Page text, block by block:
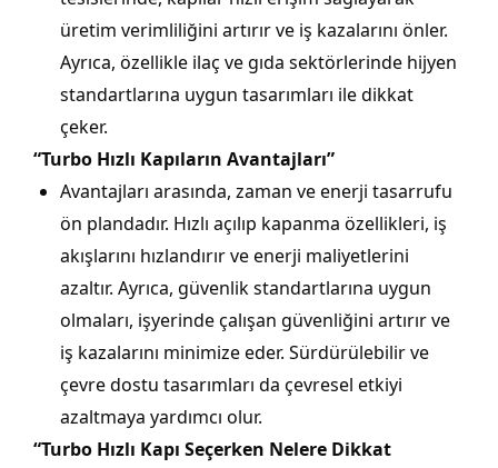
üretim verimliliğini artırır ve iş kazalarını önler.
Ayrıca, özellikle ilaç ve gıda sektörlerinde hijyen
standartlarına uygun tasarımları ile dikkat
çeker.
“Turbo Hızlı Kapıların Avantajları”
Avantajları arasında, zaman ve enerji tasarrufu
ön plandadır. Hızlı açılıp kapanma özellikleri, iş
akışlarını hızlandırır ve enerji maliyetlerini
azaltır. Ayrıca, güvenlik standartlarına uygun
olmaları, işyerinde çalışan güvenliğini artırır ve
iş kazalarını minimize eder. Sürdürülebilir ve
çevre dostu tasarımları da çevresel etkiyi
azaltmaya yardımcı olur.
“Turbo Hızlı Kapı Seçerken Nelere Dikkat